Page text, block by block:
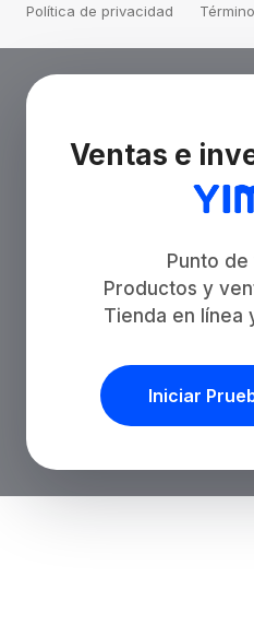
Política de privacidad
Ventas e
Punto de
Productos y
Tienda en línea
Iniciar